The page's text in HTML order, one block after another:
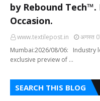
by Rebound
Occasion.
www.textilepost.in
अगस्त
Mumbai:2026/08/06: Industry
exclusive preview of …
SEARCH THIS BLOG